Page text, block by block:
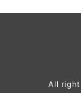
All